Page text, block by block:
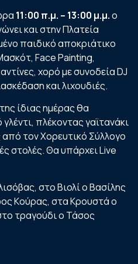
11:00 π.μ. – 13:00 μ.μ.ο
και στην Πλατεία
παιδικό αποκριάτικο
Face Painting,
χορό µε συνοδεία DJ
και λιχουδιές.
της ίδιας ημέρας θα
πλέκοντας γαϊτανάκι
τον Χορευτικό Σύλλογο
στολές. Θα υπάρχει Live
στο Βιολί ο Βασίλης
Kούρας, στα Κρουστά ο
τραγούδι ο Τάσος